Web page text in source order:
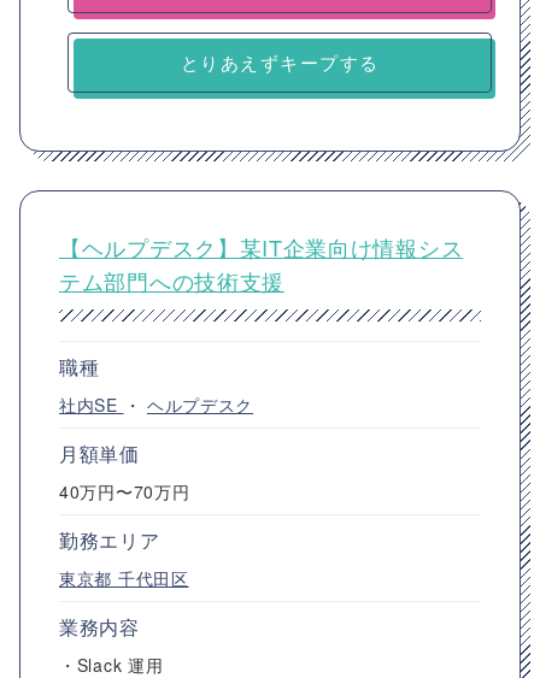
とりあえずキープする
【ヘルプデスク】某IT企業向け情報シス
テム部門への技術支援
職種
社内SE ・ ヘルプデスク
月額単価
40万円〜70万円
勤務エリア
東京都 千代田区
業務内容
・Slack 運用